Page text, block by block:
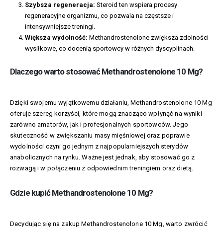
Szybsza regeneracja: Steroid ten wspiera procesy
regeneracyjne organizmu, co pozwala na częstsze i
intensywniejsze treningi.
Większa wydolność: Methandrostenolone zwiększa zdolności
wysiłkowe, co docenią sportowcy w różnych dyscyplinach.
Dlaczego warto stosować Methandrostenolone 10 Mg?
Dzięki swojemu wyjątkowemu działaniu, Methandrostenolone 10 Mg
oferuje szereg korzyści, które mogą znacząco wpłynąć na wyniki
zarówno amatorów, jak i profesjonalnych sportowców. Jego
skuteczność w zwiększaniu masy mięśniowej oraz poprawie
wydolności czyni go jednym z najpopularniejszych sterydów
anabolicznych na rynku. Ważne jest jednak, aby stosować go z
rozwagą i w połączeniu z odpowiednim treningiem oraz dietą.
Gdzie kupić Methandrostenolone 10 Mg?
Decydując się na zakup Methandrostenolone 10 Mg, warto zwrócić